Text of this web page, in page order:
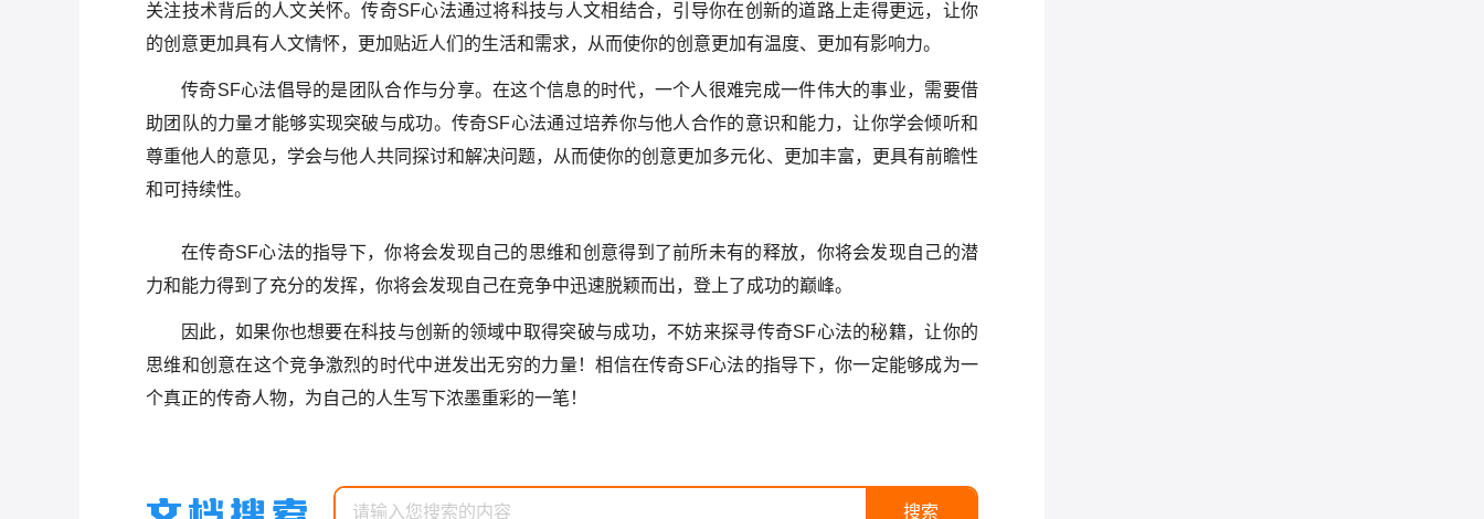
关注技术背后的人文关怀。传奇SF心法通过将科技与人文相结合，引导你在创新的道路上走得更远，让你
的创意更加具有人文情怀，更加贴近人们的生活和需求，从而使你的创意更加有温度、更加有影响力。
传奇SF心法倡导的是团队合作与分享。在这个信息的时代，一个人很难完成一件伟大的事业，需要借
助团队的力量才能够实现突破与成功。传奇SF心法通过培养你与他人合作的意识和能力，让你学会倾听和
尊重他人的意见，学会与他人共同探讨和解决问题，从而使你的创意更加多元化、更加丰富，更具有前瞻性
和可持续性。
在传奇SF心法的指导下，你将会发现自己的思维和创意得到了前所未有的释放，你将会发现自己的潜
力和能力得到了充分的发挥，你将会发现自己在竞争中迅速脱颖而出，登上了成功的巅峰。
因此，如果你也想要在科技与创新的领域中取得突破与成功，不妨来探寻传奇SF心法的秘籍，让你的
思维和创意在这个竞争激烈的时代中迸发出无穷的力量！相信在传奇SF心法的指导下，你一定能够成为一
个真正的传奇人物，为自己的人生写下浓墨重彩的一笔！